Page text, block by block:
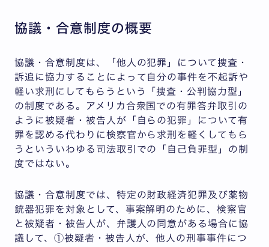
協議・合意制度の概要
協議・合意制度は、「他人の犯罪」について捜査・
訴追に協力することによって自分の事件を不起訴や
軽い求刑にしてもらうという「捜査・公判協力型」
の制度である。アメリカ合衆国での有罪答弁取引の
ように被疑者・被告人が「自らの犯罪」について有
罪を認める代わりに検察官から求刑を軽くしてもら
うといういわゆる司法取引での「自己負罪型」の制
度ではない。
協議・合意制度では、特定の財政経済犯罪及び薬物
銃器犯罪を対象として、事案解明のために、検察官
と被疑者・被告人が、弁護人の同意がある場合に協
議して、①被疑者・被告人が、他人の刑事事件につ